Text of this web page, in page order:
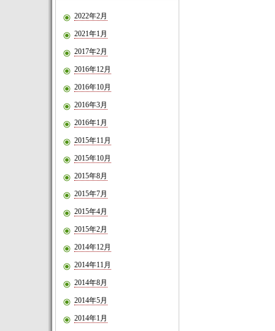
2022年2月
2021年1月
2017年2月
2016年12月
2016年10月
2016年3月
2016年1月
2015年11月
2015年10月
2015年8月
2015年7月
2015年4月
2015年2月
2014年12月
2014年11月
2014年8月
2014年5月
2014年1月